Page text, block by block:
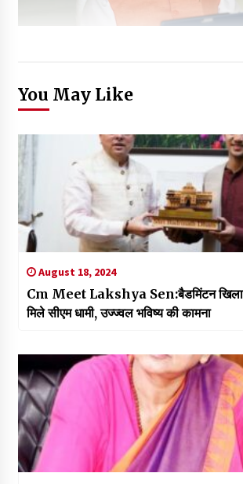
You May Like
August 18, 2024
Cm Meet Lakshya Sen:बैडमिंटन
मिले सीएम धामी, उज्ज्वल भविष्य की कामना